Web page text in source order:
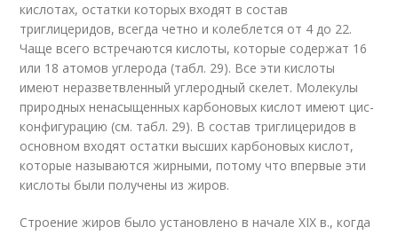
кислотах, остатки которых входят в состав
триглицеридов, всегда четно и колеблется от 4 до 22.
Чаще всего встречаются кислоты, которые содержат 16
или 18 атомов углерода (табл. 29). Все эти кислоты
имеют неразветвленный углеродный скелет. Молекулы
природных ненасыщенных карбоновых кислот имеют цис-
конфигурацию (см. табл. 29). В состав триглицеридов в
основном входят остатки высших карбоновых кислот,
которые называются жирными, потому что впервые эти
кислоты были получены из жиров.
Строение жиров было установлено в начале XIX в., когда